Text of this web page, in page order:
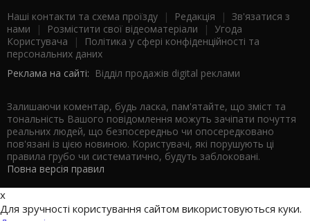
Наші контакти та схема проїзду | Редакція | Зв'язатися з
нами | Розмістити свої відеоматеріали | Угода
Користувача |
Політика у сфері конфіденційності та
персональних даних
Реклама на сайті: Відділ продажів digital реклами
Залишаючи коментар, будь ласка, пам'ятайте, що зміст та
тональність Вашого повідомлення можуть зачіпати почуття
реальних людей, що безпосередньо чи опосередковано
пов'язані із цією новиною. Користувачі, які порушують ці
правила грубо чи систематично, будуть заблоковані.
Повна версія правил
x
Для зручності користування сайтом використовуються куки.